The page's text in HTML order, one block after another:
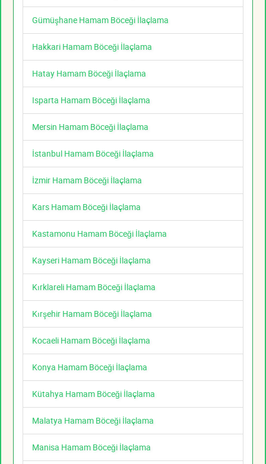
Gümüşhane Hamam Böceği İlaçlama
Hakkari Hamam Böceği İlaçlama
Hatay Hamam Böceği İlaçlama
Isparta Hamam Böceği İlaçlama
Mersin Hamam Böceği İlaçlama
İstanbul Hamam Böceği İlaçlama
İzmir Hamam Böceği İlaçlama
Kars Hamam Böceği İlaçlama
Kastamonu Hamam Böceği İlaçlama
Kayseri Hamam Böceği İlaçlama
Kırklareli Hamam Böceği İlaçlama
Kırşehir Hamam Böceği İlaçlama
Kocaeli Hamam Böceği İlaçlama
Konya Hamam Böceği İlaçlama
Kütahya Hamam Böceği İlaçlama
Malatya Hamam Böceği İlaçlama
Manisa Hamam Böceği İlaçlama